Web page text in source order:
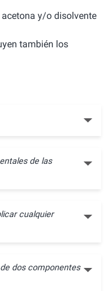
y/o disolvente
también los
de las
cualquier
dos componentes